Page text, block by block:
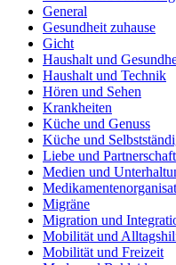
General
Gesundheit zuhause
Gicht
Haushalt und
Haushalt und Technik
Hören und Sehen
Krankheiten
Küche und Genuss
Küche und
Liebe und Partnerschaft
Medien und
Migräne
Migration und
Mobilität und
Mobilität und Freizeit